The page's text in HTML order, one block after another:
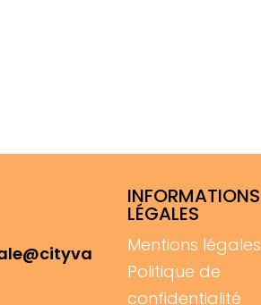
INFORMATIONS
LÉGALES
Mentions légales
Politique de
confidentialité